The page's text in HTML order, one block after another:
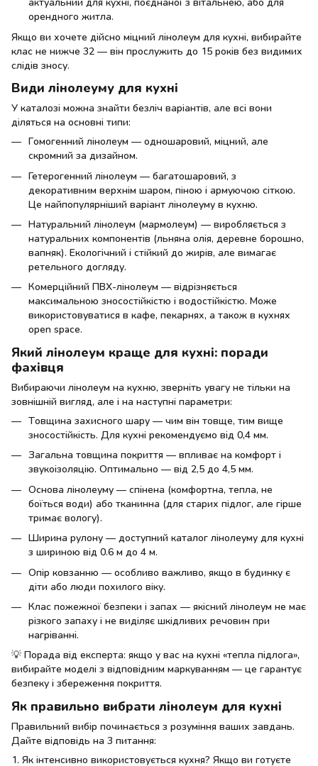
орендного житла.
Якщо ви хочете дійсно міцний лінолеум для кухні, вибирайте
клас не нижче 32 — він прослужить до 15 років без видимих
слідів зносу.
Види лінолеуму для кухні
У каталозі можна знайти безліч варіантів, але всі вони
діляться на основні типи:
Гомогенний лінолеум — одношаровий, міцний, але
скромний за дизайном.
Гетерогенний лінолеум — багатошаровий, з
декоративним верхнім шаром, піною і армуючою сіткою.
Це найпопулярніший варіант лінолеуму в кухню.
Натуральний лінолеум (мармолеум) — виробляється з
натуральних компонентів (льняна олія, деревне борошно,
вапняк). Екологічний і стійкий до жирів, але вимагає
ретельного догляду.
Комерційний ПВХ-лінолеум — відрізняється
максимальною зносостійкістю і водостійкістю. Може
використовуватися в кафе, пекарнях, а також в кухнях
open space.
Який лінолеум краще для кухні: поради
фахівця
Вибираючи лінолеум на кухню, зверніть увагу не тільки на
зовнішній вигляд, але і на наступні параметри:
Товщина захисного шару — чим він товще, тим вище
зносостійкість. Для кухні рекомендуємо від 0,4 мм.
Загальна товщина покриття — впливає на комфорт і
звукоізоляцію. Оптимально — від 2,5 до 4,5 мм.
Основа лінолеуму — спінена (комфортна, тепла, не
боїться води) або тканинна (для старих підлог, але гірше
тримає вологу).
Ширина рулону — доступний каталог лінолеуму для кухні
з шириною від 0.6 м до 4 м.
Опір ковзанню — особливо важливо, якщо в будинку є
діти або люди похилого віку.
Клас пожежної безпеки і запах — якісний лінолеум не має
різкого запаху і не виділяє шкідливих речовин при
нагріванні.
💡 Порада від експерта: якщо у вас на кухні «тепла підлога»,
вибирайте моделі з відповідним маркуванням — це гарантує
безпеку і збереження покриття.
Як правильно вибрати лінолеум для кухні
Правильний вибір починається з розуміння ваших завдань.
Дайте відповідь на 3 питання:
1. Як інтенсивно використовується кухня? Якщо ви готуєте